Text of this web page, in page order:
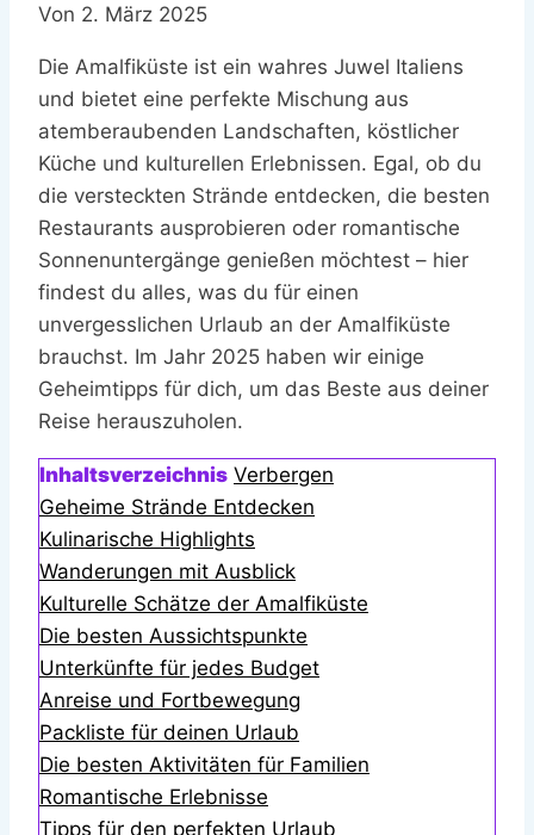
Von 2. März 2025
Die Amalfiküste ist ein wahres Juwel Italiens
und bietet eine perfekte Mischung aus
atemberaubenden Landschaften, köstlicher
Küche und kulturellen Erlebnissen. Egal, ob du
die versteckten Strände entdecken, die besten
Restaurants ausprobieren oder romantische
Sonnenuntergänge genießen möchtest – hier
findest du alles, was du für einen
unvergesslichen Urlaub an der Amalfiküste
brauchst. Im Jahr 2025 haben wir einige
Geheimtipps für dich, um das Beste aus deiner
Reise herauszuholen.
Inhaltsverzeichnis Verbergen
Geheime Strände Entdecken
Kulinarische Highlights
Wanderungen mit Ausblick
Kulturelle Schätze der Amalfiküste
Die besten Aussichtspunkte
Unterkünfte für jedes Budget
Anreise und Fortbewegung
Packliste für deinen Urlaub
Die besten Aktivitäten für Familien
Romantische Erlebnisse
Tipps für den perfekten Urlaub